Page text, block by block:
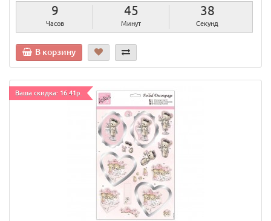
9
Часов
45
Минут
37
Секунд
В корзину
Ваша скидка: 16.41р.